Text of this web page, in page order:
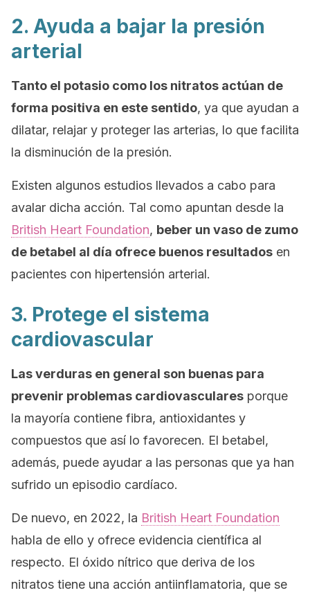
2. Ayuda a bajar la presión
arterial
Tanto el potasio como los nitratos actúan de
forma positiva en este sentido, ya que ayudan a
dilatar, relajar y proteger las arterias, lo que facilita
la disminución de la presión.
Existen algunos estudios llevados a cabo para
avalar dicha acción. Tal como apuntan desde la
British Heart Foundation, beber un vaso de zumo
de betabel al día ofrece buenos resultados en
pacientes con hipertensión arterial.
3. Protege el sistema
cardiovascular
Las verduras en general son buenas para
prevenir problemas cardiovasculares porque
la mayoría contiene fibra, antioxidantes y
compuestos que así lo favorecen. El betabel,
además, puede ayudar a las personas que ya han
sufrido un episodio cardíaco.
De nuevo, en 2022, la British Heart Foundation
habla de ello y ofrece evidencia científica al
respecto. El óxido nítrico que deriva de los
nitratos tiene una acción antiinflamatoria, que se